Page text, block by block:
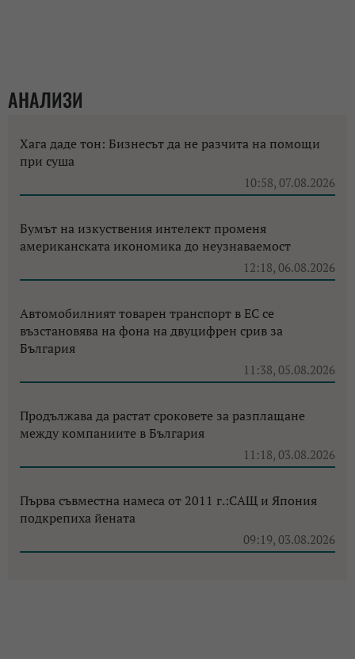
АНАЛИЗИ
Хага даде тон: Бизнесът да не разчита на помощи
при суша
10:58, 07.08.2026
Бумът на изкуствения интелект променя
американската икономика до неузнаваемост
12:18, 06.08.2026
Автомобилният товарен транспорт в ЕС се
възстановява на фона на двуцифрен срив за
България
11:38, 05.08.2026
Продължава да растат сроковете за разплащане
между компаниите в България
11:18, 03.08.2026
Първа съвместна намеса от 2011 г.:САЩ и Япония
подкрепиха йената
09:19, 03.08.2026